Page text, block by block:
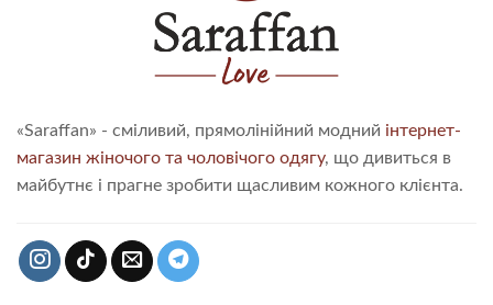
«Saraffan» - сміливий, прямолінійний модний інтернет-
магазин жіночого та чоловічого одягу, що дивиться в
майбутнє і прагне зробити щасливим кожного клієнта.